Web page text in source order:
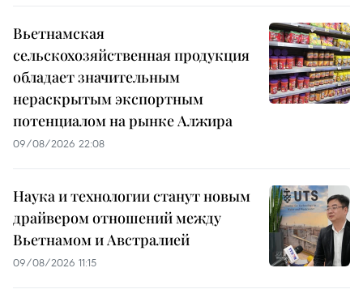
Вьетнамская
сельскохозяйственная продукция
обладает значительным
нераскрытым экспортным
потенциалом на рынке Алжира
09/08/2026 22:08
Наука и технологии станут новым
драйвером отношений между
Вьетнамом и Австралией
09/08/2026 11:15